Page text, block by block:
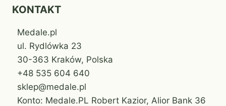
KONTAKT
Medale.pl
ul. Rydlówka 23
30-363 Kraków, Polska
+48 535 604 640
sklep@medale.pl
Konto: Medale.PL Robert Kazior, Alior Bank 36